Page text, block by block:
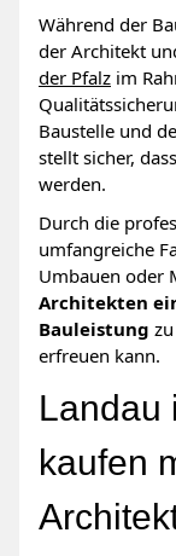
Während der
der Architekt
der Pfalz im
Baustelle und
stellt sicher,
werden.
Durch die
umfangreiche
Umbauen oder
Architekten
Bauleistung
erfreuen kann.
Landau
kaufen